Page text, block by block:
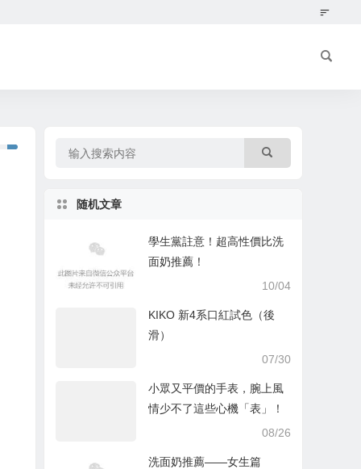
随机文章
學生黨註意！超高性價比洗
面奶推薦！
10/04
KIKO 新4系口紅試色（後
滑）
07/30
小眾又平價的手表，腕上風
情少不了這些心機「表」！
08/26
洗面奶推薦——女生篇